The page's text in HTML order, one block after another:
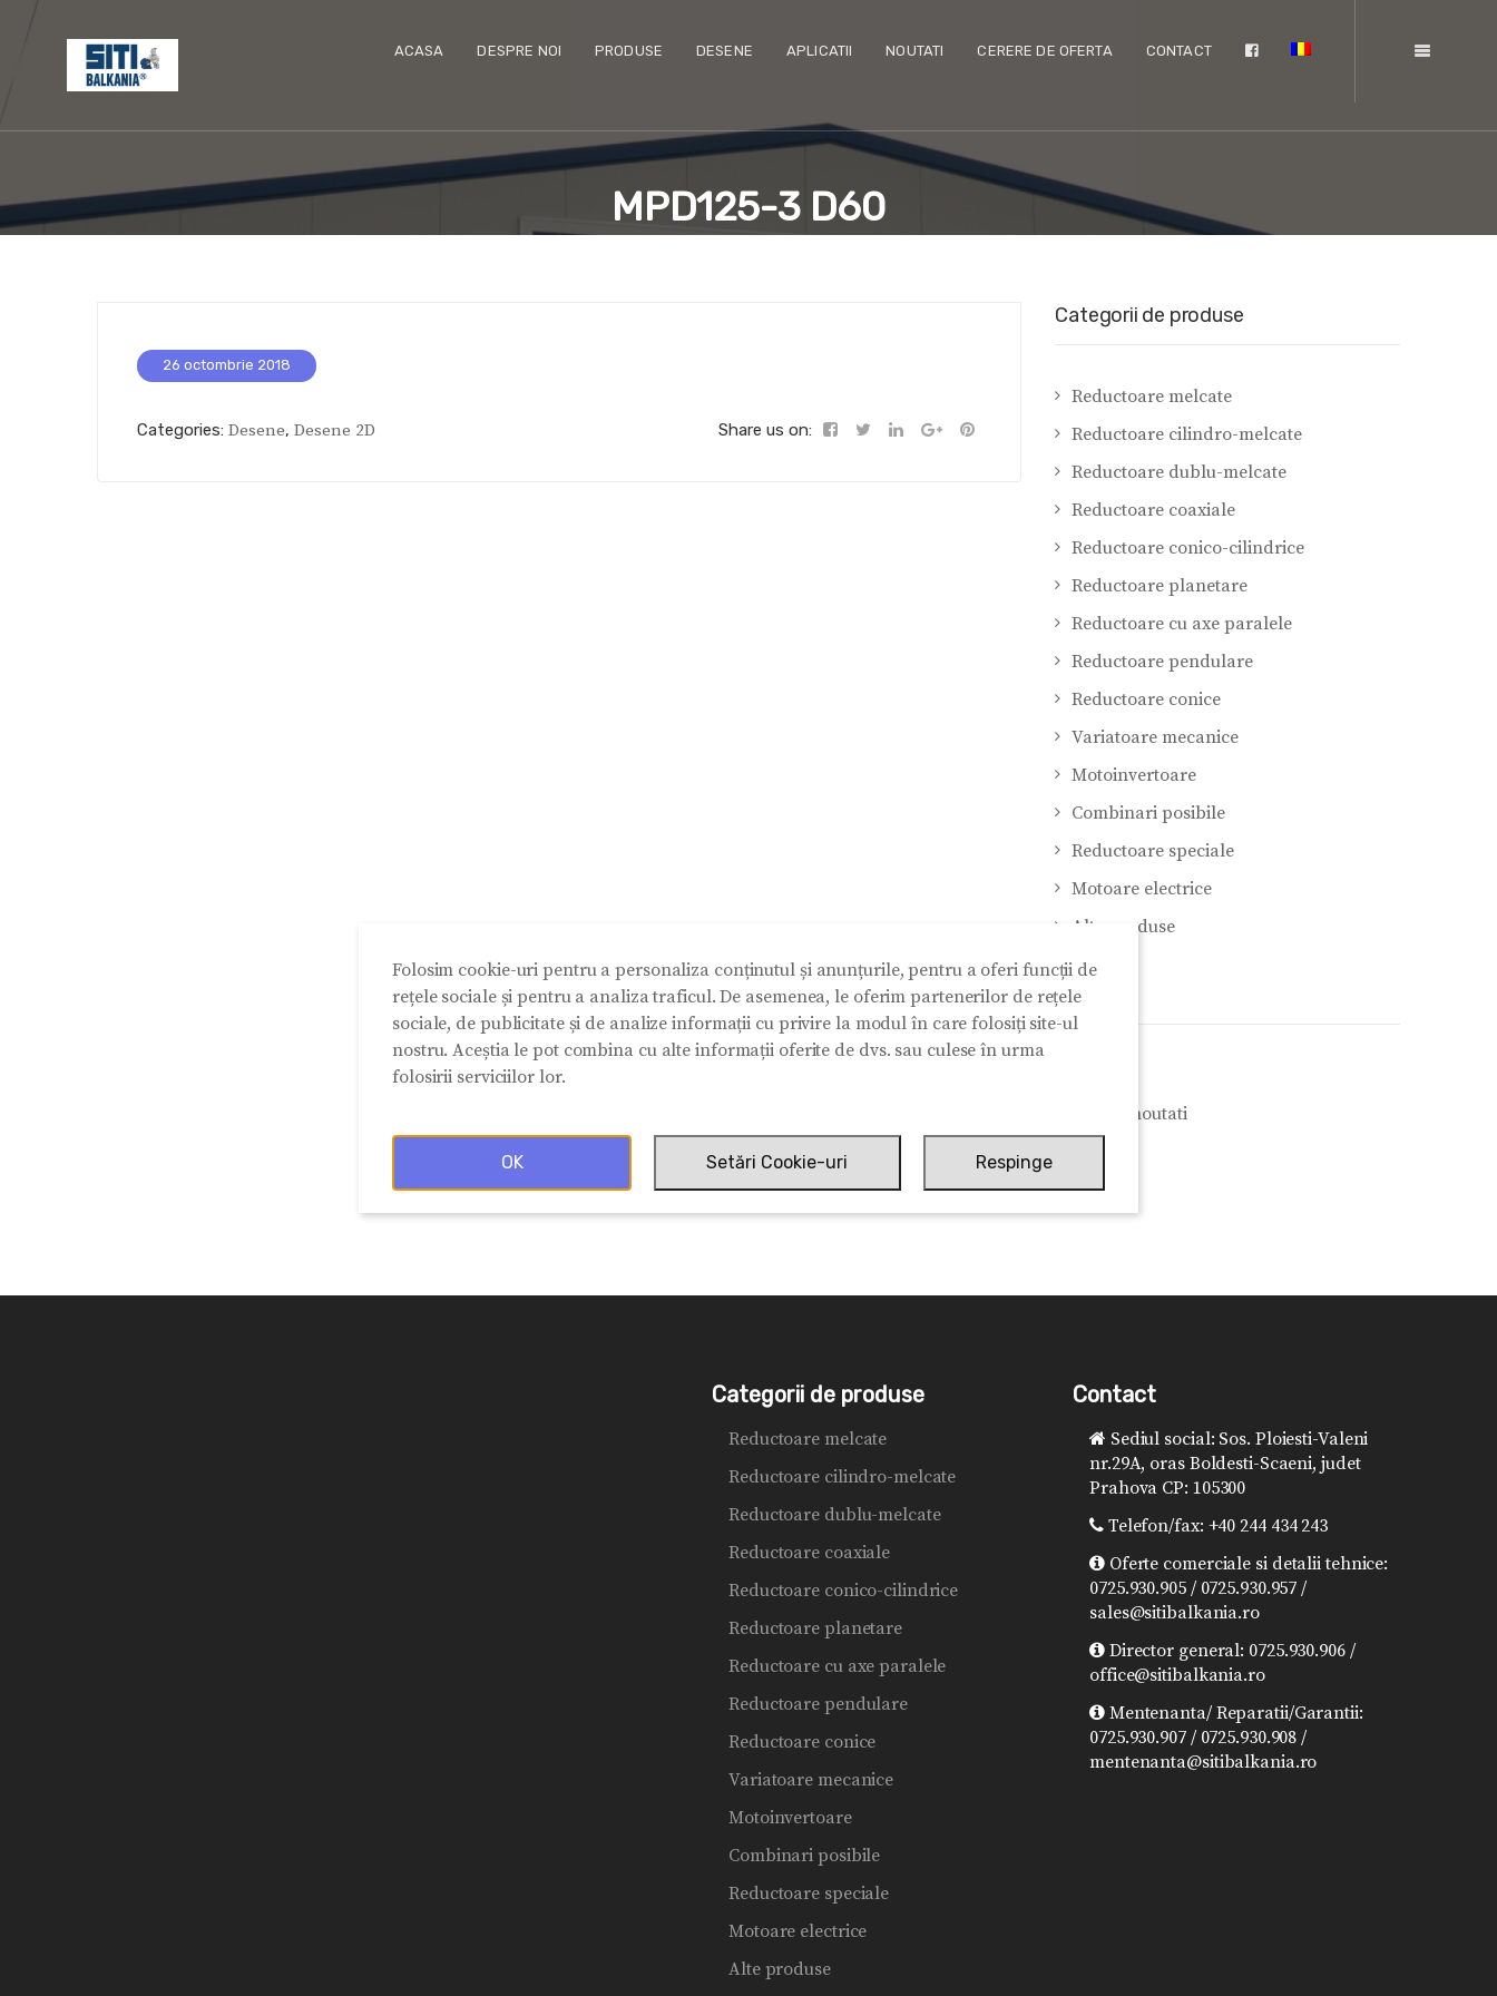
ACASA DESPRE NOI PRODUSE DESENE APLICATII NOUTATI CERERE DE OFERTA CONTACT
MPD125-3 D60
26 octombrie 2018
Categories: Desene, Desene 2D Share us on:
Categorii de produse
Reductoare melcate
Reductoare cilindro-melcate
Reductoare dublu-melcate
Reductoare coaxiale
Reductoare conico-cilindrice
Reductoare planetare
Reductoare cu axe paralele
Reductoare pendulare
Reductoare conice
Variatoare mecanice
Motoinvertoare
Combinari posibile
Reductoare speciale
Motoare electrice
Alte produse
Articole
Arhiva noutati
Categorii de produse
Reductoare melcate
Reductoare cilindro-melcate
Reductoare dublu-melcate
Reductoare coaxiale
Reductoare conico-cilindrice
Reductoare planetare
Reductoare cu axe paralele
Reductoare pendulare
Reductoare conice
Variatoare mecanice
Motoinvertoare
Combinari posibile
Reductoare speciale
Motoare electrice
Alte produse
Contact
Sediul social: Sos. Ploiesti-Valeni
nr.29A, oras Boldesti-Scaeni, judet
Prahova CP: 105300
Telefon/fax: +40 244 434 243
Oferte comerciale si detalii tehnice:
0725.930.905 / 0725.930.957 /
sales@sitibalkania.ro
Director general: 0725.930.906 /
office@sitibalkania.ro
Mentenanta/ Reparatii/Garantii:
0725.930.907 / 0725.930.908 /
mentenanta@sitibalkania.ro
Folosim cookie-uri pentru a personaliza conținutul și anunțurile, pentru a oferi funcții de
rețele sociale și pentru a analiza traficul. De asemenea, le oferim partenerilor de rețele
sociale, de publicitate și de analize informații cu privire la modul în care folosiți site-ul
nostru. Aceștia le pot combina cu alte informații oferite de dvs. sau culese în urma
folosirii serviciilor lor.
OK Setări Cookie-uri Respinge